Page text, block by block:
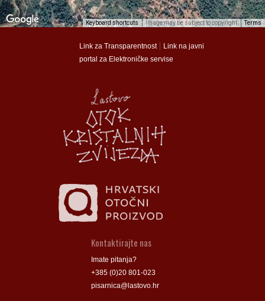
Groblje
Groblje
Keyboard shortcuts Image may be subject to copyright Terms
Link za Transparentnost| Link na javni
portal za Elektroničke servise
Kontaktirajte nas
Imate pitanja?
+385 (0)20 801-023
pisarnica@lastovo.hr